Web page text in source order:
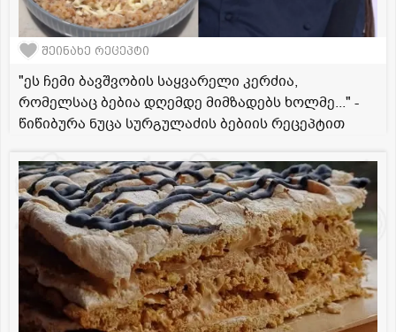
შეინახე რეცეპტი
"ეს ჩემი ბავშვობის საყვარელი კერძია,
რომელსაც ბებია დღემდე მიმზადებს ხოლმე..." -
წიწიბურა ნუცა სურგულაძის ბებიის რეცეპტით